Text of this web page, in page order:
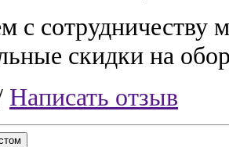
с сотрудничеству
скидки на
Написать отзыв